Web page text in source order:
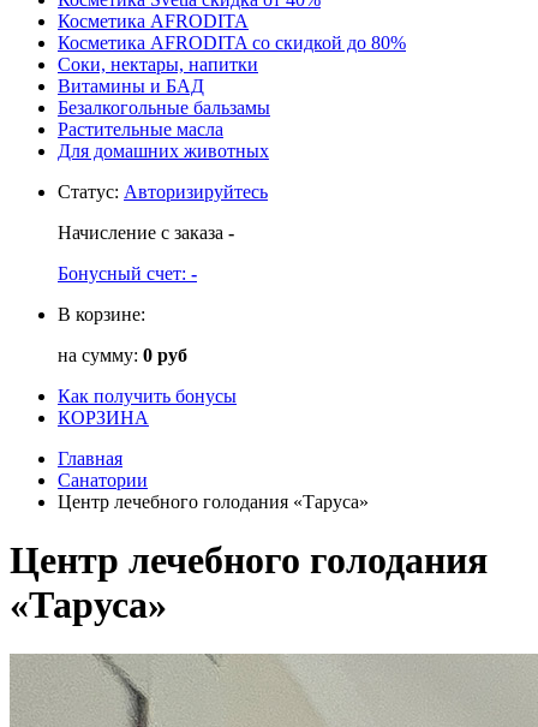
Косметика AFRODITA
Косметика AFRODITA со скидкой до 80%
Соки, нектары, напитки
Витамины и БАД
Безалкогольные бальзамы
Растительные масла
Для домашних животных
Статус: Авторизируйтесь
Начисление с заказа -
Бонусный счет: -
В корзине:
на сумму: 0 руб
Как получить бонусы
КОРЗИНА
Главная
Санатории
Центр лечебного голодания «Таруса»
Центр лечебного голодания
«Таруса»